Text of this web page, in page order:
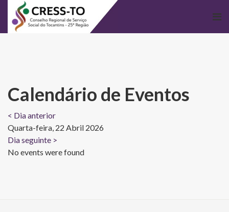
Calendário de Eventos
< Dia anterior
Quarta-feira, 22 Abril 2026
Dia seguinte >
No events were found